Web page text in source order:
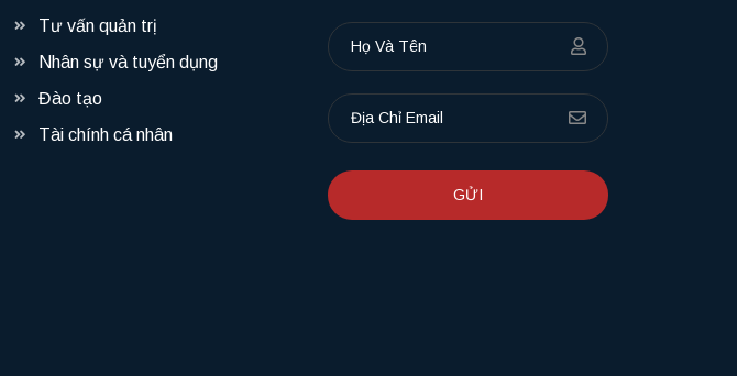
Tư vấn quản trị
Nhân sự và tuyển dụng
Đào tạo
Tài chính cá nhân
GỬI